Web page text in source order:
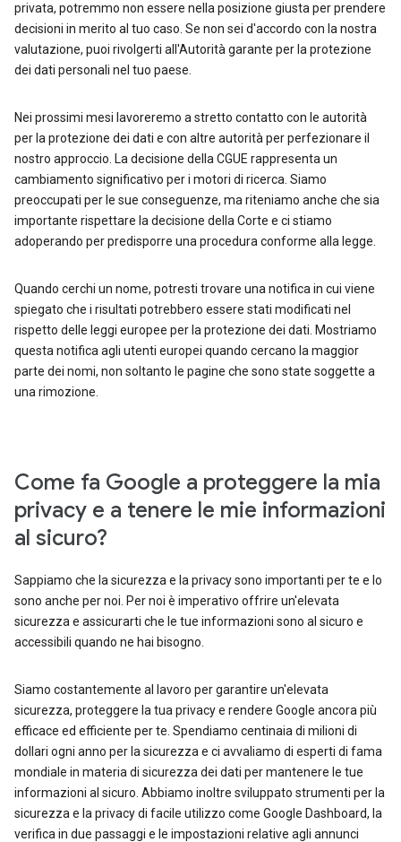
privata, potremmo non essere nella posizione giusta per prendere
decisioni in merito al tuo caso. Se non sei d'accordo con la nostra
valutazione, puoi rivolgerti all'Autorità garante per la protezione
dei dati personali nel tuo paese.
Nei prossimi mesi lavoreremo a stretto contatto con le autorità
per la protezione dei dati e con altre autorità per perfezionare il
nostro approccio. La decisione della CGUE rappresenta un
cambiamento significativo per i motori di ricerca. Siamo
preoccupati per le sue conseguenze, ma riteniamo anche che sia
importante rispettare la decisione della Corte e ci stiamo
adoperando per predisporre una procedura conforme alla legge.
Quando cerchi un nome, potresti trovare una notifica in cui viene
spiegato che i risultati potrebbero essere stati modificati nel
rispetto delle leggi europee per la protezione dei dati. Mostriamo
questa notifica agli utenti europei quando cercano la maggior
parte dei nomi, non soltanto le pagine che sono state soggette a
una rimozione.
Come fa Google a proteggere la mia
privacy e a tenere le mie informazioni
al sicuro?
Sappiamo che la sicurezza e la privacy sono importanti per te e lo
sono anche per noi. Per noi è imperativo offrire un'elevata
sicurezza e assicurarti che le tue informazioni sono al sicuro e
accessibili quando ne hai bisogno.
Siamo costantemente al lavoro per garantire un'elevata
sicurezza, proteggere la tua privacy e rendere Google ancora più
efficace ed efficiente per te. Spendiamo centinaia di milioni di
dollari ogni anno per la sicurezza e ci avvaliamo di esperti di fama
mondiale in materia di sicurezza dei dati per mantenere le tue
informazioni al sicuro. Abbiamo inoltre sviluppato strumenti per la
sicurezza e la privacy di facile utilizzo come Google Dashboard, la
verifica in due passaggi e le impostazioni relative agli annunci